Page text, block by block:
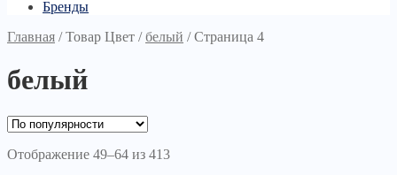
Бренды
Главная /Товар Цвет /белый /Страница 4
белый
Отображение 49–64 из 413